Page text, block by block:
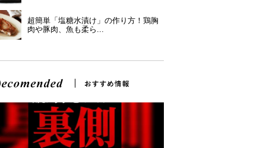
超簡単「塩糖水漬け」の作り方！鶏胸
肉や豚肉、魚も柔ら...